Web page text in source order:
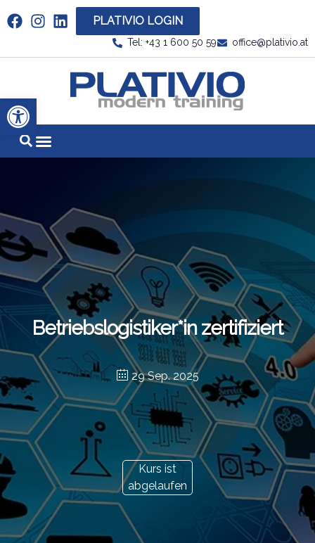
Werkzeugleiste öffnen
Link zu https://www.linkedin.com/company/
PLATIVIO LOGIN
Tel: +43 1 600 50 59 office@plativio.at
Link zu
Betriebslogistiker*in zertifiziert
29 Sep. 2025
Kurs ist
abgelaufen